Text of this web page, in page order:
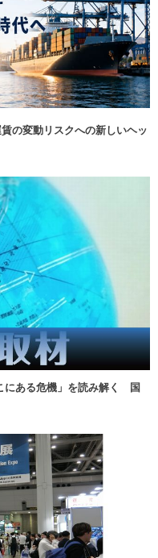
の変動リスクへの新しいヘッ
にある危機」を読み解く 国